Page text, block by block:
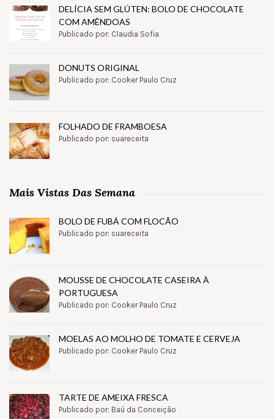
DELÍCIA SEM GLÚTEN: BOLO DE CHOCOLATE
COM AMÊNDOAS
Publicado por: Claudia Sofia
DONUTS ORIGINAL
Publicado por: Cooker Paulo Cruz
FOLHADO DE FRAMBOESA
Publicado por: suareceita
Mais Vistas Das Semana
BOLO DE FUBÁ COM FLOCÃO
Publicado por: suareceita
MOUSSE DE CHOCOLATE CASEIRA À
PORTUGUESA
Publicado por: Cooker Paulo Cruz
MOELAS AO MOLHO DE TOMATE E CERVEJA
Publicado por: Cooker Paulo Cruz
TARTE DE AMEIXA FRESCA
Publicado por: Baú da Conceição